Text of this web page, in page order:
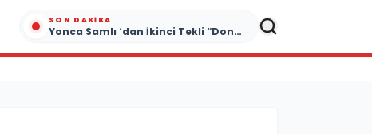
SON DAKIKA
Yonca Samlı ‘dan İkinci Tekli “Donacaksın Sevgilim “ yayımlandı